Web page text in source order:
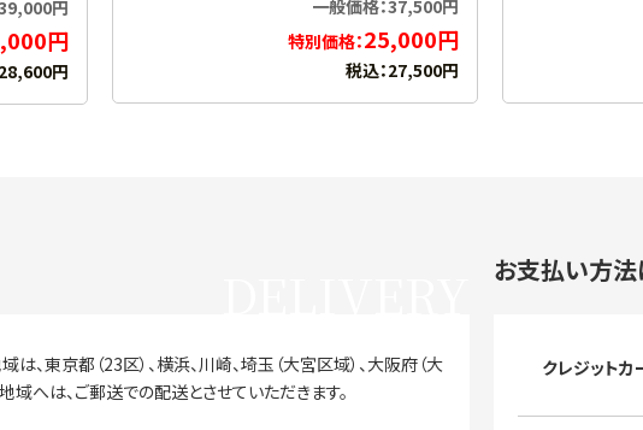
円
円
円
一般価格：37,500円
特別価格：25,000円
税込：27,500円
、東京都（23区）、横浜、川崎、埼玉（大宮区域）、大阪府（大
域へは、ご郵送での配送とさせていただきます。
お支払い方法
クレジットカ